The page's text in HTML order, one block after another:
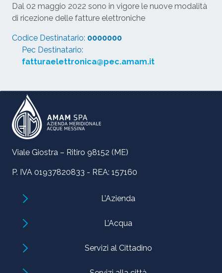
Dal 02 maggio 2022 sono in vigore le nuove modalità
di ricezione delle fatture elettroniche
Codice Destinatario: 0000000
Pec Destinatario:
fatturaelettronica@pec.amam.it
Viale Giostra – Ritiro 98152 (ME)
P. IVA 01937820833 - REA: 157160
L’Azienda
L’Acqua
Servizi al Cittadino